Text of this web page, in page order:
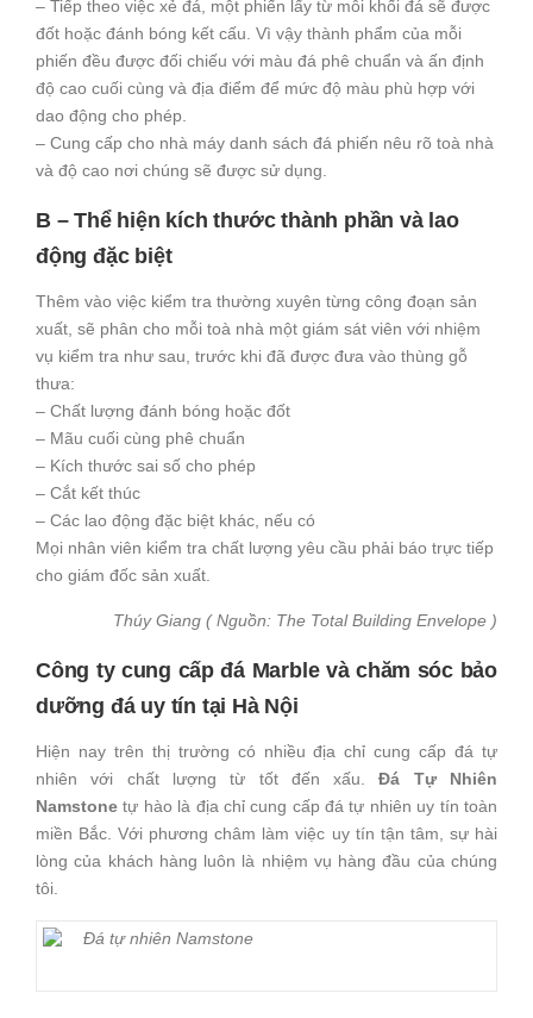
– Tiếp theo việc xẻ đá, một phiến lấy từ mỗi khối đá sẽ được
đốt hoặc đánh bóng kết cấu. Vì vậy thành phẩm của mỗi
phiến đều được đối chiếu với màu đá phê chuẩn và ấn định
độ cao cuối cùng và địa điểm để mức độ màu phù hợp với
dao động cho phép.
– Cung cấp cho nhà máy danh sách đá phiến nêu rõ toà nhà
và độ cao nơi chúng sẽ được sử dụng.
B – Thể hiện kích thước thành phần và lao
động đặc biệt
Thêm vào việc kiểm tra thường xuyên từng công đoạn sản
xuất, sẽ phân cho mỗi toà nhà một giám sát viên với nhiệm
vụ kiểm tra như sau, trước khi đã được đưa vào thùng gỗ
thưa:
– Chất lượng đánh bóng hoặc đốt
– Mãu cuối cùng phê chuẩn
– Kích thước sai số cho phép
– Cắt kết thúc
– Các lao động đặc biệt khác, nếu có
Mọi nhân viên kiểm tra chất lượng yêu cầu phải báo trực tiếp
cho giám đốc sản xuất.
Thúy Giang ( Nguồn: The Total Building Envelope )
Công ty cung cấpđá Marblevà chăm sóc bảo
dưỡng đá uy tín tại Hà Nội
Hiện nay trên thị trường có nhiều địa chỉ cung cấp đá tự
nhiên với chất lượng từ tốt đến xấu.Đá Tự Nhiên
Namstone tự hào là địa chỉ cung cấp đá tự nhiên uy tín toàn
miền Bắc. Với phương châm làm việc uy tín tận tâm, sự hài
lòng của khách hàng luôn là nhiệm vụ hàng đầu của chúng
tôi.